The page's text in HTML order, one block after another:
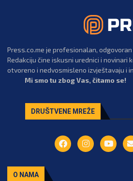
Press.co.me je profesionalan,
Redakciju čine iskusni urednici i novinari
otvoreno i nedvosmisleno izvještavaju i
Mi smo tu zbog Vas, čitamo se!
DRUŠTVENE MREŽE
O NAMA